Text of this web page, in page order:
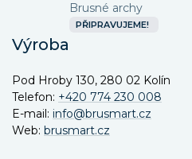
Brusné archy
PŘIPRAVUJEME!
Výroba
Pod Hroby 130, 280 02 Kolín
Telefon: +420 774 230 008
E-mail: info@brusmart.cz
Web: brusmart.cz